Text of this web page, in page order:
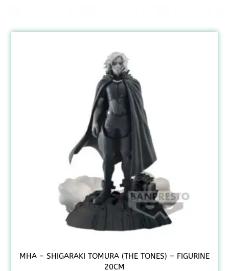
MHA – SHIGARAKI TOMURA (THE TONES) – FIGURINE
20CM